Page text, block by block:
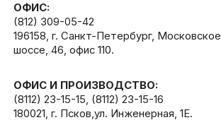
ОФИС:
(812) 309-05-42
196158, г. Санкт-Петербург, Московское
шоссе, 46, офис 110.
ОФИС И ПРОИЗВОДСТВО:
(8112) 23-15-15 (8112) 23-15-16
180021, г. Псков,ул. Инженерная, 1Е.